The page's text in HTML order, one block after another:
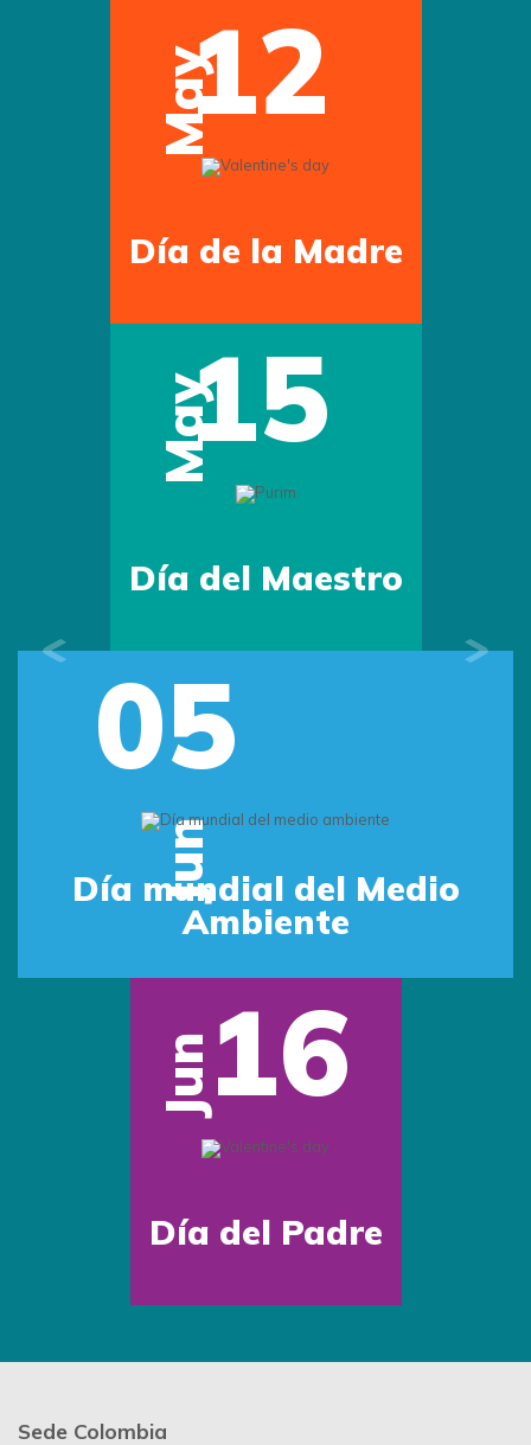
May
12
Día de la Madre
May
15
Día del Maestro
Jun
05
Día mundial del Medio
Ambiente
Jun16
Día del Padre
Previous Next
Sede Colombia